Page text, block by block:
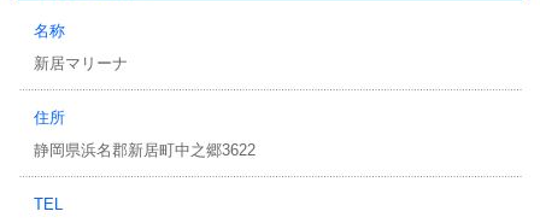
海に憩う
事務局だより
名称
新居マリーナ
住所
静岡県浜名郡新居町中之郷3622
TEL